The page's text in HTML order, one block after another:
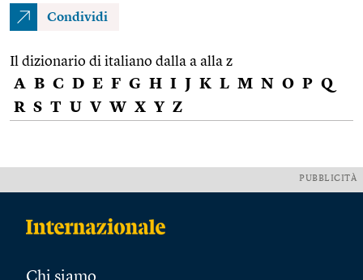
Condividi
Il dizionario di italiano dalla a alla z
A B C D E F G H I J K L M N O P Q
R S T U V W X Y Z
PUBBLICITÀ